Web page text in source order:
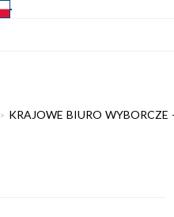
KRAJOWE BIURO WYBORCZE